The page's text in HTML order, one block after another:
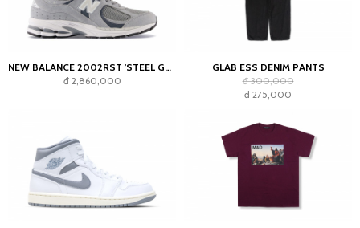
NEW BALANCE 2002RST 'STEEL GREY'
đ 2,860,000
GLAB ESS DENIM PANTS
đ 300,000
đ 275,000